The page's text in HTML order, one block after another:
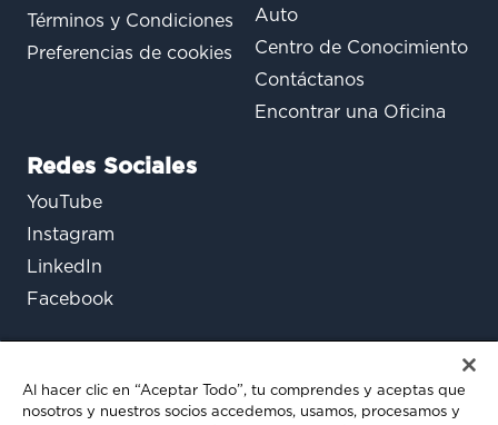
Términos y Condiciones
Preferencias de cookies
Auto
Centro de Conocimiento
Contáctanos
Encontrar una Oficina
Redes Sociales
YouTube
Instagram
LinkedIn
Facebook
Al hacer clic en “Aceptar Todo”, tu comprendes y aceptas que
nosotros y nuestros socios accedemos, usamos, procesamos y